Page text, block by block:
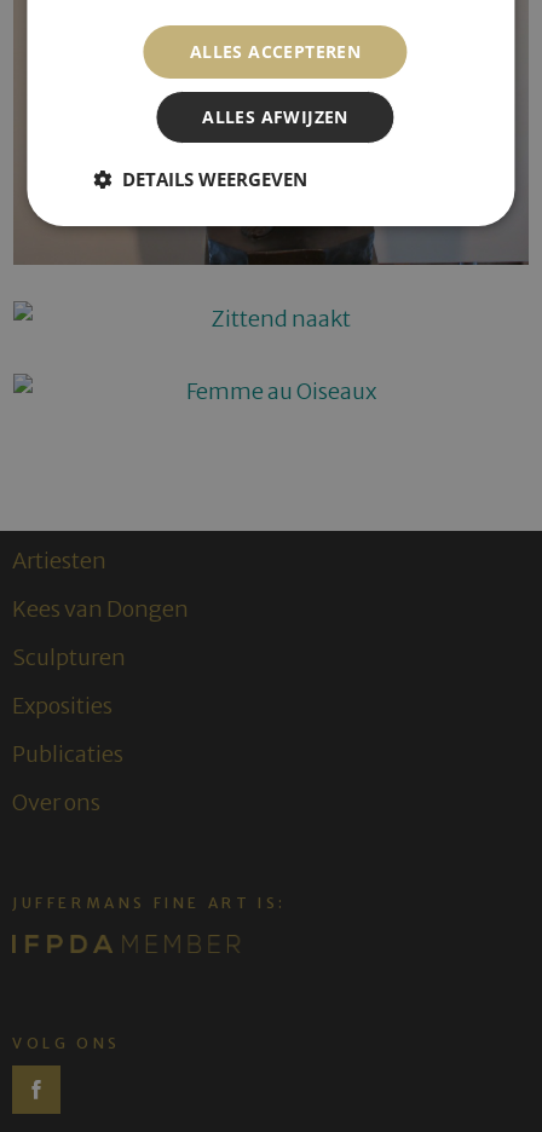
Artiesten
Kees van Dongen
Sculpturen
Exposities
Publicaties
Over ons
JUFFERMANS FINE ART IS:
VOLG ONS
ALLES ACCEPTEREN
ALLES AFWIJZEN
DETAILS WEERGEVEN